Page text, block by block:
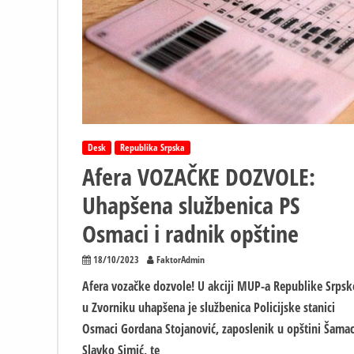
polaganje
vozačkih
Desk Republika Srpska
Afera VOZAČKE DOZVOLE:
Uhapšena službenica PS
Osmaci i radnik opštine
18/10/2023 FaktorAdmin
Afera vozačke dozvole! U akciji MUP-a Republike
u Zvorniku uhapšena je službenica Policijske stanici
Osmaci Gordana Stojanović, zaposlenik u opštini Šamac
Slavko Simić, te